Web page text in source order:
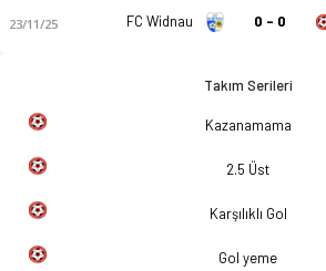
23/11/25 FC Widnau 0 - 0
Takım Serileri
Kazanamama
2.5 Üst
Karşılıklı Gol
Gol yeme